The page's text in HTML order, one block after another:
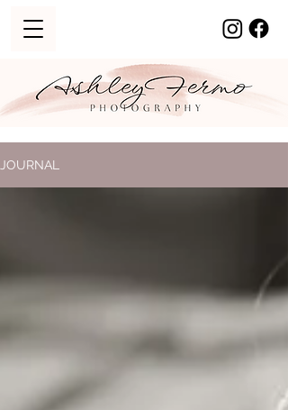
JOURNAL